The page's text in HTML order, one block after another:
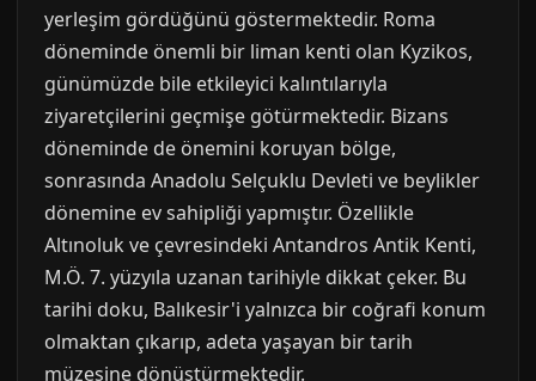
yerleşim gördüğünü göstermektedir. Roma
döneminde önemli bir liman kenti olan Kyzikos,
günümüzde bile etkileyici kalıntılarıyla
ziyaretçilerini geçmişe götürmektedir. Bizans
döneminde de önemini koruyan bölge,
sonrasında Anadolu Selçuklu Devleti ve beylikler
dönemine ev sahipliği yapmıştır. Özellikle
Altınoluk ve çevresindeki Antandros Antik Kenti,
M.Ö. 7. yüzyıla uzanan tarihiyle dikkat çeker. Bu
tarihi doku, Balıkesir'i yalnızca bir coğrafi konum
olmaktan çıkarıp, adeta yaşayan bir tarih
müzesine dönüştürmektedir.